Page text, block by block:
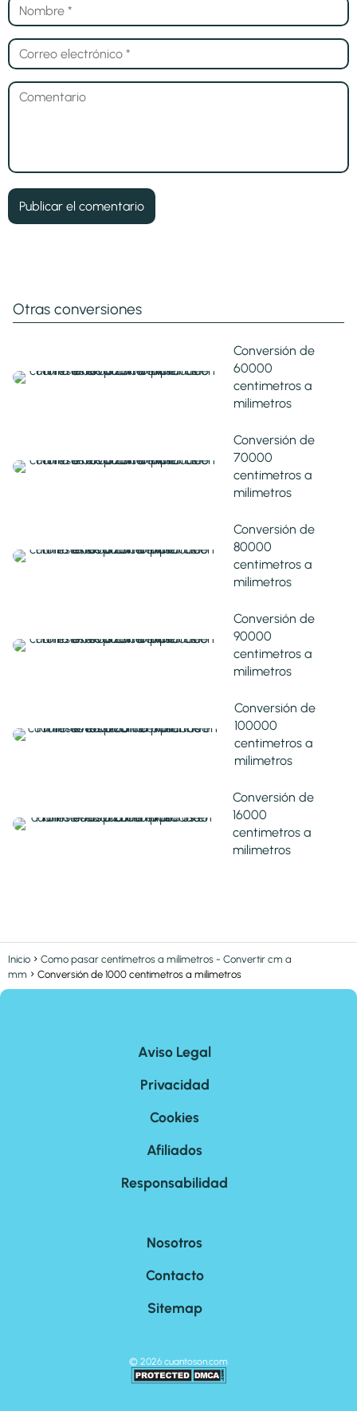
Otras conversiones
Conversión de
60000
centimetros a
milimetros
Conversión de
70000
centimetros a
milimetros
Conversión de
80000
centimetros a
milimetros
Conversión de
90000
centimetros a
milimetros
Conversión de
100000
centimetros a
milimetros
Conversión de
16000
centimetros a
milimetros
Inicio
Como pasar centímetros a milímetros - Convertir cm a
mm
Conversión de 1000 centimetros a milimetros
Aviso Legal
Privacidad
Cookies
Afiliados
Responsabilidad
Nosotros
Contacto
Sitemap
© 2026 cuantoson.com